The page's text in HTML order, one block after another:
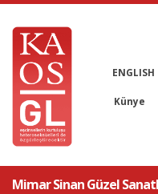
ENGLISH
Künye
Mimar Sinan Güzel